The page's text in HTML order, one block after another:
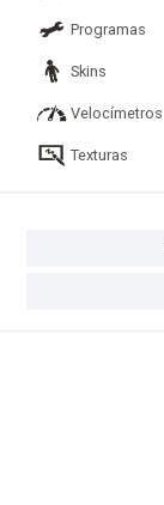
Programas
Skins
Velocímetros
Texturas